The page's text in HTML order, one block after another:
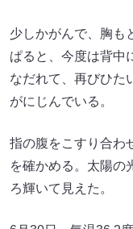
少しかがんで、胸も
ぱると、今度は背中
なだれて、再びひた
がにじんでいる。
指の腹をこすり合わ
を確かめる。太陽の
ろ輝いて見えた。